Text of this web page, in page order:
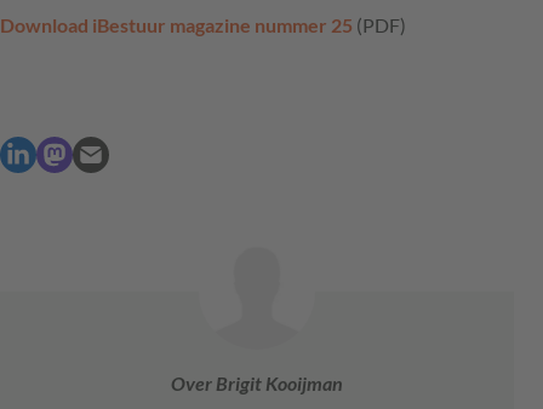
Download iBestuur magazine nummer 25 (PDF)
Over Brigit Kooijman